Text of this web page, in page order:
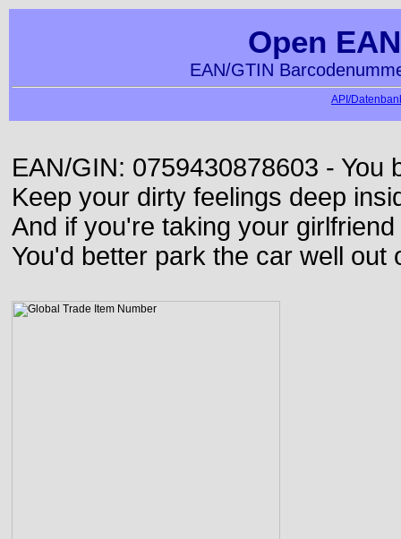
Open
EAN/GTIN
API/
EAN/GIN: 0759430878603 - You
Keep your dirty feelings deep
And if you're taking your
You'd better park the car well out